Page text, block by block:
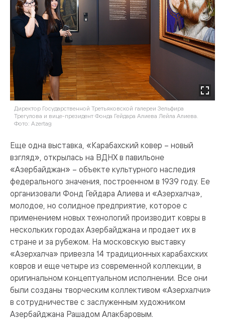
Директор Государственной Третьяковской галереи Зельфира
Трегулова и вице-президент Фонда Гейдара Алиева Лейла Алиева.
Фото: Azertag
Еще одна выставка, «Карабахский ковер – новый
взгляд», открылась на ВДНХ в павильоне
«Азербайджан» – объекте культурного наследия
федерального значения, построенном в 1939 году. Ее
организовали Фонд Гейдара Алиева и «Азерхалча»,
молодое, но солидное предприятие, которое с
применением новых технологий производит ковры в
нескольких городах Азербайджана и продает их в
стране и за рубежом. На московскую выставку
«Азерхалча» привезла 14 традиционных карабахских
ковров и еще четыре из современной коллекции, в
оригинальном концептуальном исполнении. Все они
были созданы творческим коллективом «Азерхалчи»
в сотрудничестве с заслуженным художником
Азербайджана Рашадом Алакбаровым.